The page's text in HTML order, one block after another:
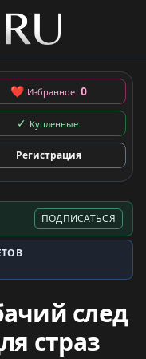
❤ Избранное: 0
✓ Купленные:
Регистрация
ПОДПИСАТЬСЯ
след
страз